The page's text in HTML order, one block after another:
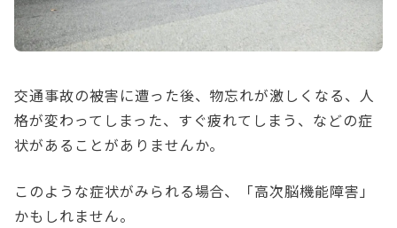
交通事故の被害に遭った後、物忘れが激しくなる、人
格が変わってしまった、すぐ疲れてしまう、などの症
状があることがありませんか。
このような症状がみられる場合、「高次脳機能障害」
かもしれません。